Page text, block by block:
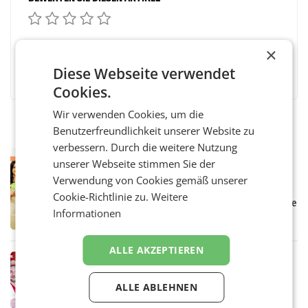
RETAIL
Eine Bühne für Zirkularität: ARA und
Müller informieren am POS über
Kreislauffähigkeit
Über den gesamten August hinweg rücken die
Altstoff Recycling Austria AG (ARA) und der
„Kreislauf-Helden“ in allen österreichischen
Müller-Filialen
Penny modernisiert zwei Filialen in
Ober- und Niederösterreich
WIENER NEUDORF. – Im Rahmen einer
×
Diese Webseite verwendet
Cookies.
Wir verwenden Cookies, um die
Benutzerfreundlichkeit unserer Website zu
verbessern. Durch die weitere Nutzung
unserer Webseite stimmen Sie der
Verwendung von Cookies gemäß unserer
Cookie-Richtlinie zu.Weitere
Informationen
ALLE AKZEPTIEREN
ALLE ABLEHNEN